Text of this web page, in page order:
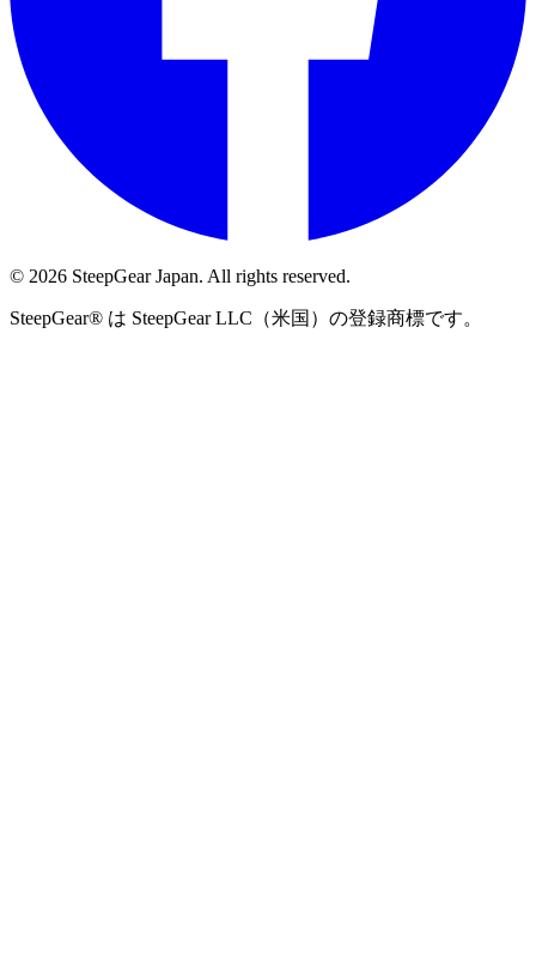
© 2026 SteepGear Japan. All rights reserved.
SteepGear® は SteepGear LLC（米国）の登録商標です。